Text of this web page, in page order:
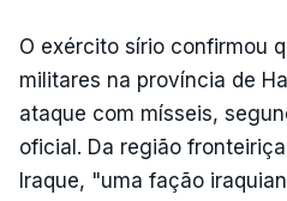
O exército sírio confirmou
militares na província de
ataque com mísseis,
oficial. Da região
Iraque, "uma fação